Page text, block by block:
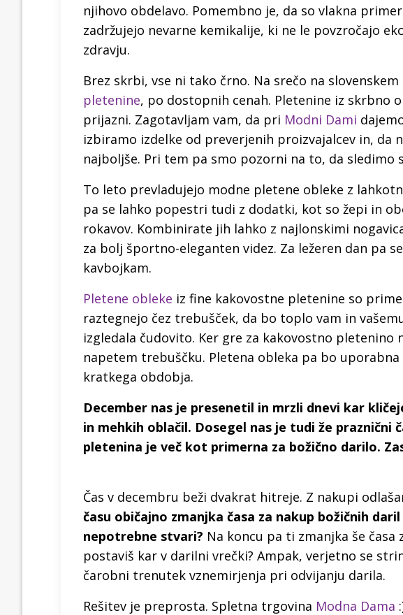
njihovo obdelavo. Pomembno je, da so vlakna
zadržujejo nevarne kemikalije, ki ne le povzročajo
zdravju.
Brez skrbi, vse ni tako črno. Na srečo na
pletenine, po dostopnih cenah. Pletenine iz skrbno
prijazni. Zagotavljam vam, da pri Modni Dami
izbiramo izdelke od preverjenih proizvajalcev in, da
najboljše. Pri tem pa smo pozorni na to, da sledimo
To leto prevladujejo modne pletene obleke z
pa se lahko popestri tudi z dodatki, kot so žepi in
rokavov. Kombinirate jih lahko z najlonskimi
za bolj športno-eleganten videz. Za ležeren dan pa
kavbojkam.
Pletene obleke iz fine kakovostne pletenine so
raztegnejo čez trebušček, da bo toplo vam in
izgledala čudovito. Ker gre za kakovostno pletenino
napetem trebuščku. Pletena obleka pa bo
kratkega obdobja.
December nas je presenetil in mrzli dnevi kar
in mehkih oblačil. Dosegel nas je tudi že praznični
pletenina je več kot primerna za božično darilo.
Čas v decembru beži dvakrat hitreje. Z nakupi
času običajno zmanjka časa za nakup božičnih
nepotrebne stvari? Na koncu pa ti zmanjka še
postaviš kar v darilni vrečki? Ampak, verjetno se
čarobni trenutek vznemirjenja pri odvijanju darila.
Rešitev je preprosta. Spletna trgovina Modna Dama